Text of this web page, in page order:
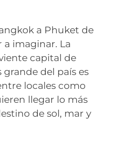
a Phuket de
a imaginar. La
capital de
grande del país es
locales como
llegar lo más
de sol, mar y